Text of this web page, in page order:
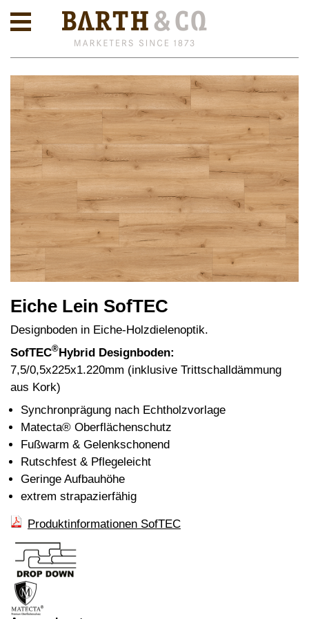
Eiche Lein SofTEC
Designboden in Eiche-Holzdielenoptik.
SofTEC®Hybrid Designboden:
7,5/0,5x225x1.220mm (inklusive Trittschalldämmung
aus Kork)
Synchronprägung nach Echtholzvorlage
Matecta® Oberflächenschutz
Fußwarm & Gelenkschonend
Rutschfest & Pflegeleicht
Geringe Aufbauhöhe
extrem strapazierfähig
Produktinformationen SofTEC